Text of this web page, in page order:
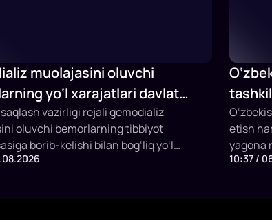
muolajasini oluvchi
yo‘l xarajatlari davlat
qoplab berilishi
saqlash vazirligi rejali gemodializ
oluvchi bemorlarning tibbiyot
borib-kelishi bilan bog‘liq yo‘l
davlat budjeti hisobidan qoplashning
ishga
etish
yagona
etildi.
10:37 /